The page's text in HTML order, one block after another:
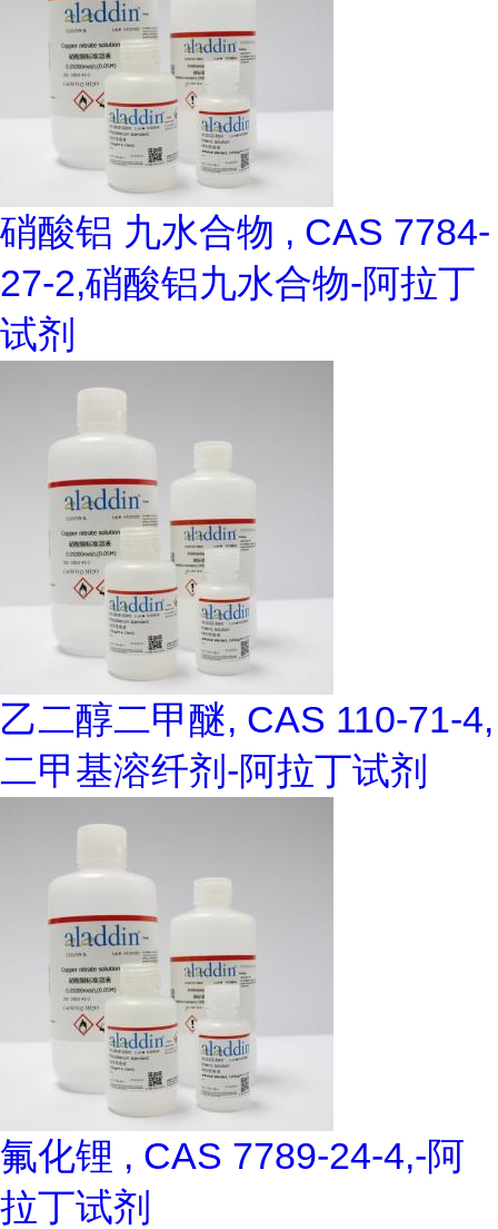
硝酸铝 九水合物 , CAS 7784-
27-2,硝酸铝九水合物-阿拉丁
试剂
乙二醇二甲醚, CAS 110-71-4,
二甲基溶纤剂-阿拉丁试剂
氟化锂 , CAS 7789-24-4,-阿
拉丁试剂